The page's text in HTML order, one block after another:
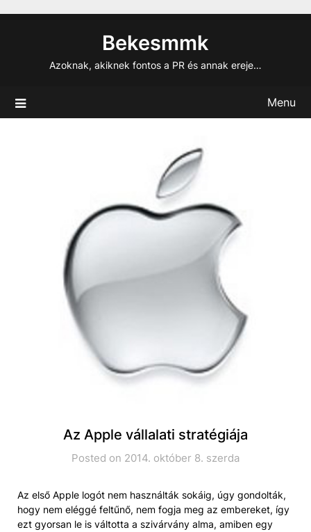
Bekesmmk
Azoknak, akiknek fontos a PR és annak ereje…
Menu
Az Apple vállalati stratégiája
Posted on 2014. október 8. szerda
Az első Apple logót nem használták sokáig, úgy gondolták,
hogy nem eléggé feltűnő, nem fogja meg az embereket, így
ezt gyorsan le is váltotta a szivárvány alma, amiben egy